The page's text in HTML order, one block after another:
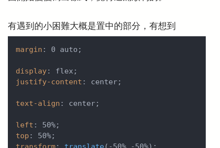
有遇到的小困難大概是置中的部分，有想到
margin : 0 auto ;
display: flex ;
justify-content : center;
text-align : center;
left : 50%;
top : 50%;